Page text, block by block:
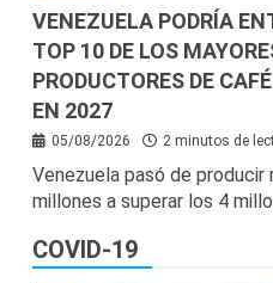
VENEZUELA PODRÍA
TOP 10 DE LOS
PRODUCTORES DE
EN 2027
05/08/2026 2 minutos de
Venezuela pasó de producir
millones a superar los 4
COVID-19